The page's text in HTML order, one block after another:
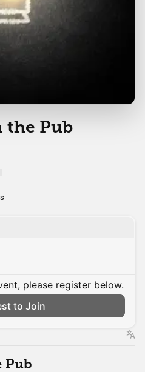
the Pub
please register below.
to Join
Pub